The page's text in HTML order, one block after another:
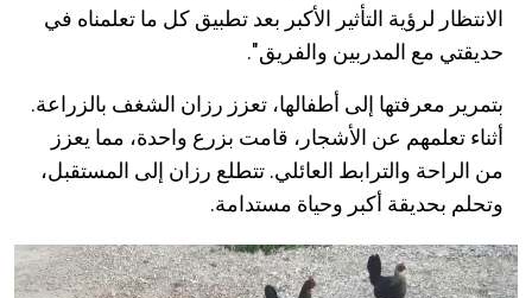
الانتظار لرؤية التأثير الأكبر بعد تطبيق كل ما تعلمناه في
حديقتي مع المدربين والفريق".
بتمرير معرفتها إلى أطفالها، تعزز رزان الشغف بالزراعة.
أثناء تعلمهم عن الأشجار، قامت بزرع واحدة، مما يعزز
من الراحة والترابط العائلي. تتطلع رزان إلى المستقبل،
وتحلم بحديقة أكبر وحياة مستدامة.